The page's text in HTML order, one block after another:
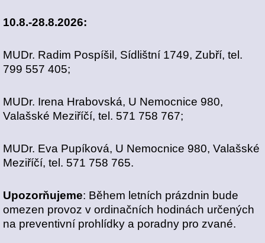
10.8.-28.8.2026:
MUDr. Radim Pospíšil, Sídlištní 1749, Zubří, tel.
799 557 405;
MUDr. Irena Hrabovská, U Nemocnice 980,
Valašské Meziříčí, tel. 571 758 767;
MUDr. Eva Pupíková, U Nemocnice 980, Valašské
Meziříčí, tel. 571 758 765.
Upozorňujeme: Během letních prázdnin bude
omezen provoz v ordinačních hodinách určených
na preventivní prohlídky a poradny pro zvané.